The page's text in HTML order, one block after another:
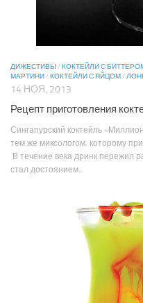
ДИЖЕСТИВЫ / КОКТЕЙЛИ С
МАРТИНИ / КОКТЕЙЛИ С ЯЙЦОМ /
14 НОЯ, 2013
Рецепт приготовления
Сингапурский коктейль
тем же миксологом, которому
В течение века дринк пережил
стал достоянием...